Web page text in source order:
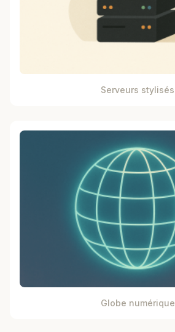
Serveurs stylisés
Globe numérique